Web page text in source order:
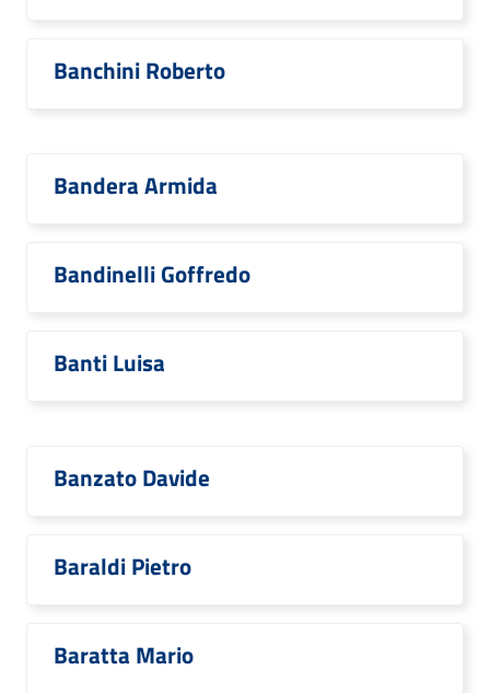
Banchini Roberto
Bandera Armida
Bandinelli Goffredo
Banti Luisa
Banzato Davide
Baraldi Pietro
Baratta Mario